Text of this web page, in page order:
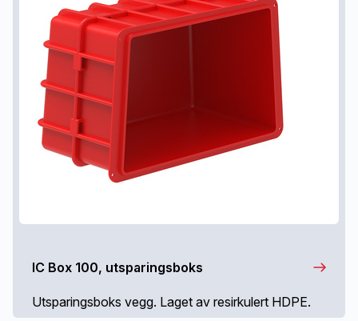
IC Box 100, utsparingsboks
Utsparingsboks vegg. Laget av resirkulert HDPE.